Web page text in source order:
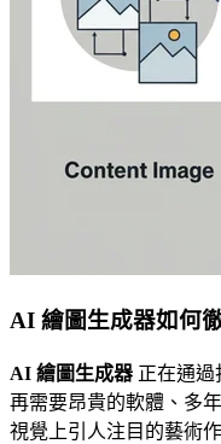
AI 繪圖生成器如何
AI 繪圖生成器 正在通過
再需要昂貴的軟體、多
視覺上引人注目的藝術